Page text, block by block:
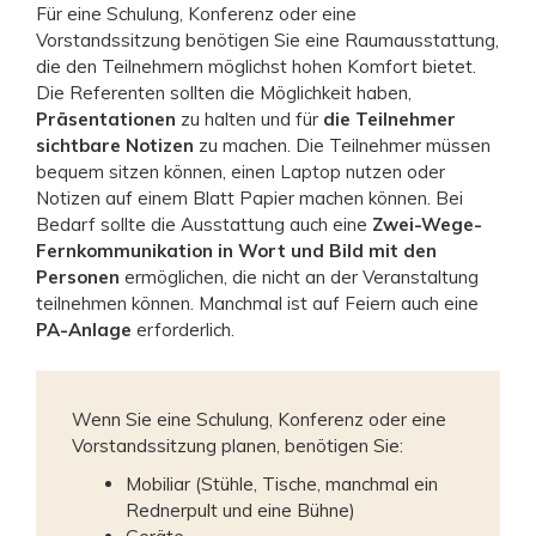
Für eine Schulung, Konferenz oder eine
Vorstandssitzung benötigen Sie eine Raumausstattung,
die den Teilnehmern möglichst hohen Komfort bietet.
Die Referenten sollten die Möglichkeit haben,
Präsentationen zu halten und für die Teilnehmer
sichtbare Notizen zu machen. Die Teilnehmer müssen
bequem sitzen können, einen Laptop nutzen oder
Notizen auf einem Blatt Papier machen können. Bei
Bedarf sollte die Ausstattung auch eine Zwei-Wege-
Fernkommunikation in Wort und Bild mit den
Personen ermöglichen, die nicht an der Veranstaltung
teilnehmen können. Manchmal ist auf Feiern auch eine
PA-Anlage erforderlich.
Wenn Sie eine Schulung, Konferenz oder eine
Vorstandssitzung planen, benötigen Sie:
Mobiliar (Stühle, Tische, manchmal ein
Rednerpult und eine Bühne)